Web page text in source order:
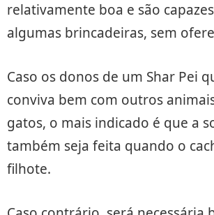
relativamente boa e são
algumas brincadeiras, sem
Caso os donos de um Shar Pei
conviva bem com outros
gatos, o mais indicado é que a
também seja feita quando o
filhote.